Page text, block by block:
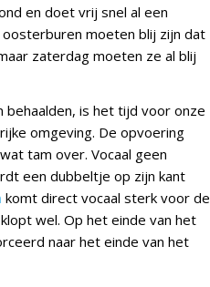
en doet vrij snel al een
moeten blij zijn dat
zaterdag moeten ze al blij
behaalden, is het tijd voor onze
omgeving. De opvoering
tam over. Vocaal geen
een dubbeltje op zijn kant
komt direct vocaal sterk voor de
wel. Op het einde van het
naar het einde van het